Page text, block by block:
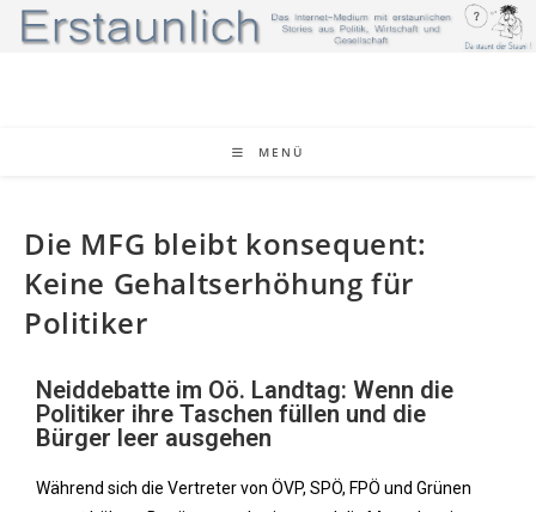
MENÜ
Die MFG bleibt konsequent:
Keine Gehaltserhöhung für
Politiker
Neiddebatte im Oö. Landtag: Wenn die
Politiker ihre Taschen füllen und die
Bürger leer ausgehen
Während sich die Vertreter von ÖVP, SPÖ, FPÖ und Grünen